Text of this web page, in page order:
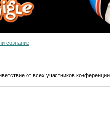
сознание
от всех участников конференции.